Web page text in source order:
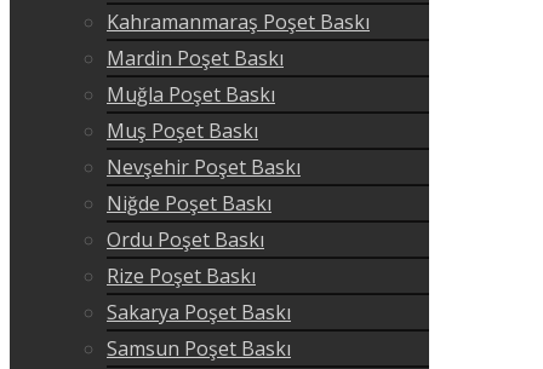
Kahramanmaraş Poşet Baskı
Mardin Poşet Baskı
Muğla Poşet Baskı
Muş Poşet Baskı
Nevşehir Poşet Baskı
Niğde Poşet Baskı
Ordu Poşet Baskı
Rize Poşet Baskı
Sakarya Poşet Baskı
Samsun Poşet Baskı